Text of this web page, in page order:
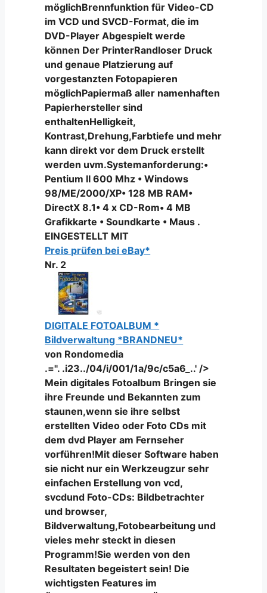
möglichBrennfunktion für Video-CD
im VCD und SVCD-Format, die im
DVD-Player Abgespielt werde
können Der PrinterRandloser Druck
und genaue Platzierung auf
vorgestanzten Fotopapieren
möglichPapiermaß aller namenhaften
Papierhersteller sind
enthaltenHelligkeit,
Kontrast,Drehung,Farbtiefe und mehr
kann direkt vor dem Druck erstellt
werden uvm.Systemanforderung:•
Pentium II 600 Mhz • Windows
98/ME/2000/XP• 128 MB RAM•
DirectX 8.1• 4 x CD-Rom• 4 MB
Grafikkarte • Soundkarte • Maus .
EINGESTELLT MIT
Preis prüfen bei eBay*
Nr. 2
DIGITALE FOTOALBUM *
Bildverwaltung *BRANDNEU*
von Rondomedia
.=". .i23../04/i/001/1a/9c/c5a6_..' />
Mein digitales Fotoalbum Bringen sie
ihre Freunde und Bekannten zum
staunen,wenn sie ihre selbst
erstellten Video oder Foto CDs mit
dem dvd Player am Fernseher
vorführen!Mit dieser Software haben
sie nicht nur ein Werkzeugzur sehr
einfachen Erstellung von vcd,
svcdund Foto-CDs: Bildbetrachter
und browser,
Bildverwaltung,Fotobearbeitung und
vieles mehr steckt in diesen
Programm!Sie werden von den
Resultaten begeistert sein! Die
wichtigsten Features im